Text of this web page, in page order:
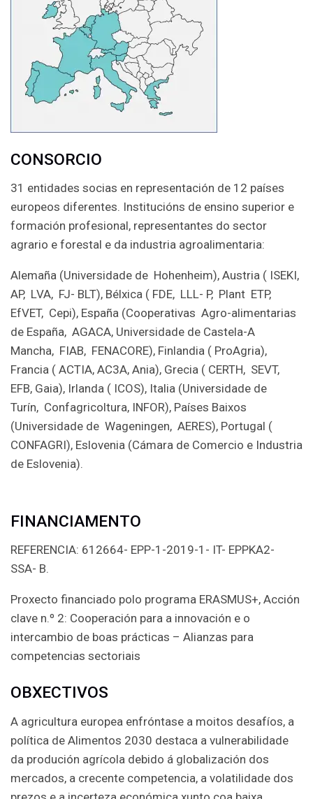
CONSORCIO
31 entidades socias en representación de 12 países
europeos diferentes. Institucións de ensino superior e
formación profesional, representantes do sector
agrario e forestal e da industria agroalimentaria:
Alemaña (Universidade de Hohenheim), Austria ( ISEKI,
AP, LVA, FJ- BLT), Bélxica ( FDE, LLL- P, Plant ETP,
EfVET, Cepi), España (Cooperativas Agro-alimentarias
de España, AGACA, Universidade de Castela-A
Mancha, FIAB, FENACORE), Finlandia ( ProAgria),
Francia ( ACTIA, AC3A, Ania), Grecia ( CERTH, SEVT,
EFB, Gaia), Irlanda ( ICOS), Italia (Universidade de
Turín, Confagricoltura, INFOR), Países Baixos
(Universidade de Wageningen, AERES), Portugal (
CONFAGRI), Eslovenia (Cámara de Comercio e Industria
de Eslovenia).
FINANCIAMENTO
REFERENCIA: 612664- EPP-1-2019-1- IT- EPPKA2-
SSA- B.
Proxecto financiado polo programa ERASMUS+, Acción
clave n.º 2: Cooperación para a innovación e o
intercambio de boas prácticas – Alianzas para
competencias sectoriais
OBXECTIVOS
A agricultura europea enfróntase a moitos desafíos, a
política de Alimentos 2030 destaca a vulnerabilidade
da produción agrícola debido á globalización dos
mercados, a crecente competencia, a volatilidade dos